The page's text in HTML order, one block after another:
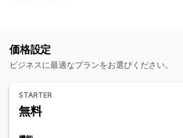
カスタマイズ
価格設定
ビジネスに最適なプランをお選びください。
STARTER
無料